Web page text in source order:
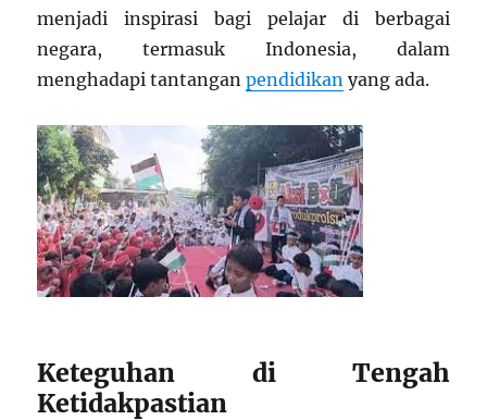
menjadi inspirasi bagi pelajar di berbagai
negara, termasuk Indonesia, dalam
menghadapi tantanganpendidikan yang ada.
Keteguhan di Tengah
Ketidakpastian